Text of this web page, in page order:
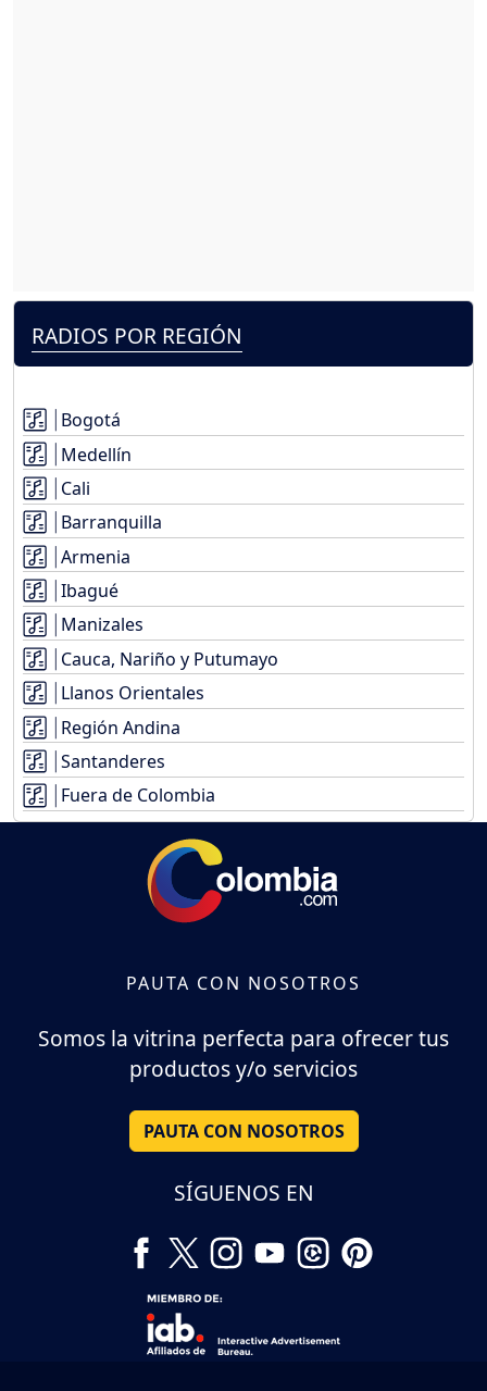
RADIOS POR REGIÓN
Bogotá
Medellín
Cali
Barranquilla
Armenia
Ibagué
Manizales
Cauca, Nariño y Putumayo
Llanos Orientales
Región Andina
Santanderes
Fuera de Colombia
PAUTA CON NOSOTROS
Somos la vitrina perfecta para ofrecer tus
productos y/o servicios
PAUTA CON NOSOTROS
SÍGUENOS EN